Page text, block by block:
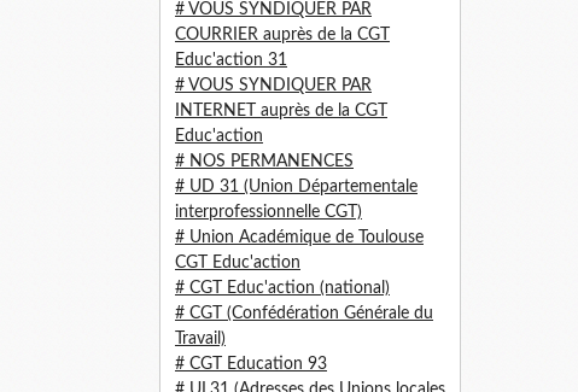
# VOUS SYNDIQUER PAR
COURRIER auprès de la CGT
Educ'action 31
# VOUS SYNDIQUER PAR
INTERNET auprès de la CGT
Educ'action
# NOS PERMANENCES
# UD 31 (Union Départementale
interprofessionnelle CGT)
# Union Académique de Toulouse
CGT Educ'action
# CGT Educ'action (national)
# CGT (Confédération Générale du
Travail)
# CGT Education 93